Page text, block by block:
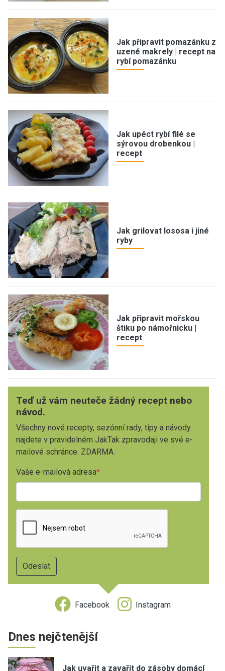
Jak připravit pomazánku z
uzené makrely | recept na
rybí pomazánku
Jak upéct rybí filé se
sýrovou drobenkou |
recept
Jak grilovat lososa i jiné
ryby
Jak připravit mořskou
štiku po námořnicku |
recept
Teď už vám neuteče žádný recept nebo
návod.
Všechny nové recepty, sezónní rady, tipy a návody
najdete v pravidelném JakTak zpravodaji ve své e-
mailové schránce. ZDARMA.
Vaše e-mailová adresa
Facebook Instagram
Dnes nejčtenější
Jak uvařit a zavařit do zásoby domácí